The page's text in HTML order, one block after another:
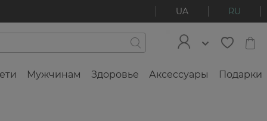
UA RU
Мужчинам Здоровье Аксессуары Подарки